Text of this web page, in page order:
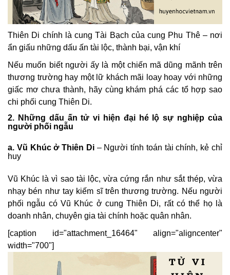
Thiên Di chính là cung Tài Bạch của cung Phu Thê – nơi
ẩn giấu những dấu ấn tài lộc, thành bại, vận khí
Nếu muốn biết người ấy là một chiến mã dũng mãnh trên
thương trường hay một lữ khách mãi loay hoay với những
giấc mơ chưa thành, hãy cùng khám phá các tổ hợp sao
chi phối cung Thiên Di.
2. Những dấu ấn tử vi hiện đại hé lộ sự nghiệp của
người phối ngẫu
a. Vũ Khúc ở Thiên Di– Người tính toán tài chính, kẻ chỉ
huy
Vũ Khúc là vì sao tài lộc, vừa cứng rắn như sắt thép, vừa
nhạy bén như tay kiếm sĩ trên thương trường. Nếu người
phối ngẫu có Vũ Khúc ở cung Thiên Di, rất có thể họ là
doanh nhân, chuyên gia tài chính hoặc quân nhân.
[caption id="attachment_16464" align="aligncenter"
width="700"]